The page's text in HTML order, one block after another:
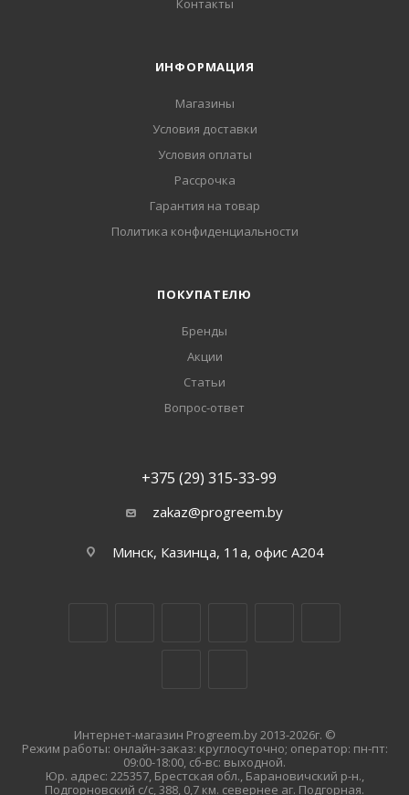
Контакты
ИНФОРМАЦИЯ
Магазины
Условия доставки
Условия оплаты
Рассрочка
Гарантия на товар
Политика конфиденциальности
ПОКУПАТЕЛЮ
Бренды
Акции
Статьи
Вопрос-ответ
+375 (29) 315-33-99
zakaz@progreem.by
Минск, Казинца, 11а, офис А204
Интернет-магазин Progreem.by 2013-2026г. ©
Режим работы: онлайн-заказ: круглосуточно; оператор: пн-пт:
09:00-18:00, сб-вс: выходной.
Юр. адрес: 225357, Брестская обл., Барановичский р-н.,
Подгорновский с/с, 388, 0,7 км. севернее аг. Подгорная.